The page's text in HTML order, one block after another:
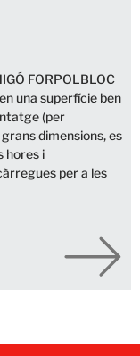
FORPOLBLOC
una superfície ben
(per
dimensions, es
hores i
per a les